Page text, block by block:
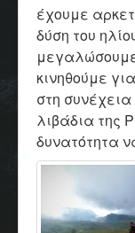
έχουμε
δύση του
κινηθούμε
στη
λιβάδια της
δυνατότητα